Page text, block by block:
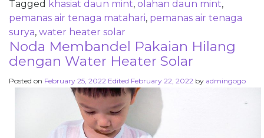
Tagged khasiat daun mint, olahan daun mint,
pemanas air tenaga matahari, pemanas air tenaga
surya, water heater solar
Noda Membandel Pakaian Hilang
dengan Water Heater Solar
Posted on February 25, 2022 Edited February 22, 2022 by admingogo